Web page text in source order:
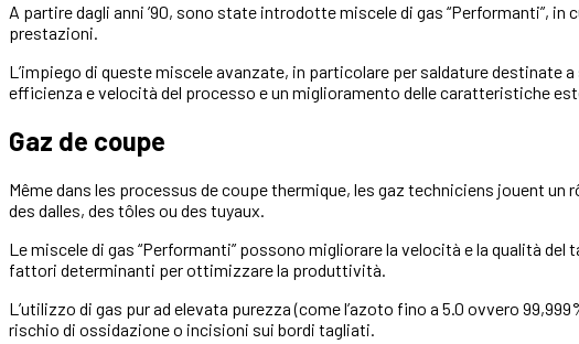
A partire dagli anni ’90, sono state introdotte miscele di gas “Performanti”,
prestazioni.
L’impiego di queste miscele avanzate, in particolare per saldature
efficienza e velocità del processo e un miglioramento delle caratteristiche
Gaz de coupe
Même dans les processus de coupe thermique, les gaz techniciens jouent un
des dalles, des tôles ou des tuyaux.
Le miscele di gas “Performanti” possono migliorare la velocità e la qualità
fattori determinanti per ottimizzare la produttività.
L’utilizzo di gas purad elevata purezza (come l’azoto fino a 5.0 ovvero
rischio di ossidazione o incisioni sui bordi tagliati.